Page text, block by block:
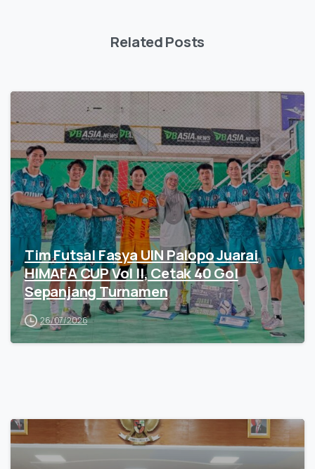
Related Posts
Tim Futsal Fasya UIN Palopo Juarai
HIMAFA CUP Vol II, Cetak 40 Gol
Sepanjang Turnamen
26/07/2026